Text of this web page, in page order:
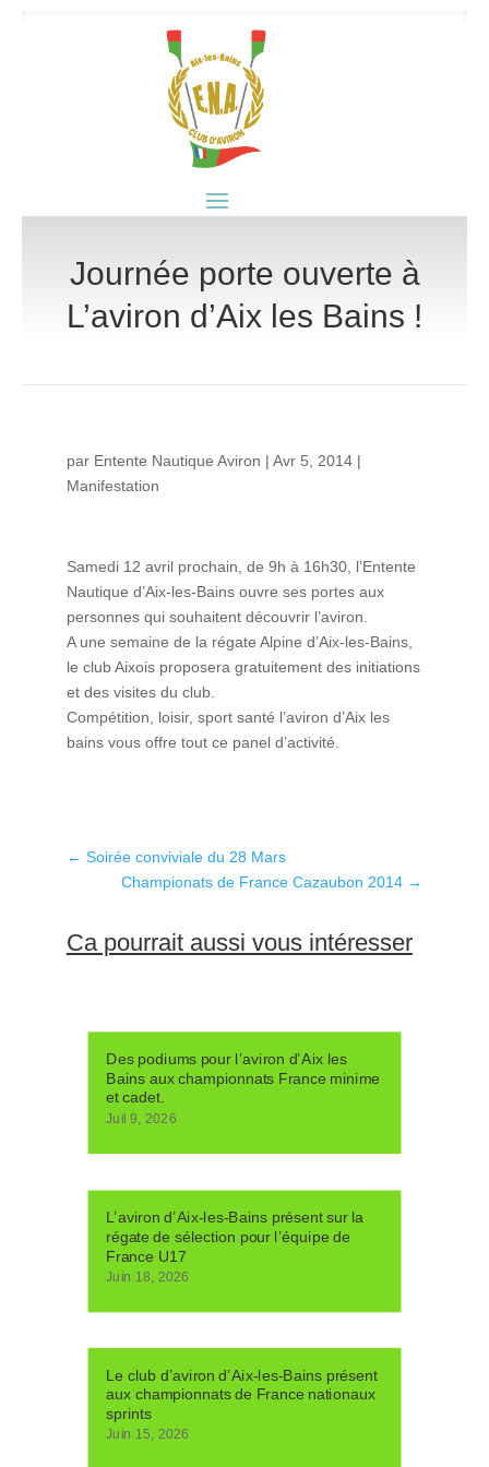
Journée porte ouverte à
L’aviron d’Aix les Bains !
par Entente Nautique Aviron | Avr 5, 2014|
Manifestation
Samedi 12 avril prochain, de 9h à 16h30, l’Entente
Nautique d’Aix-les-Bains ouvre ses portes aux
personnes qui souhaitent découvrir l’aviron.
A une semaine de la régate Alpine d’Aix-les-Bains,
le club Aixois proposera gratuitement des initiations
et des visites du club.
Compétition, loisir, sport santé l’aviron d’Aix les
bains vous offre tout ce panel d’activité.
← Soirée conviviale du 28 Mars
Championats de France Cazaubon 2014 →
Ca pourrait aussi vous intéresser
Des podiums pour l’aviron d’Aix les
Bains aux championnats France minime
et cadet.
Juil 9, 2026
L’aviron d’Aix-les-Bains présent sur la
régate de sélection pour l’équipe de
France U17
Juin 18, 2026
Le club d’aviron d’Aix-les-Bains présent
aux championnats de France nationaux
sprints
Juin 15, 2026